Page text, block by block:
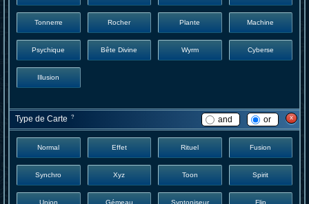
Tonnerre Rocher Plante Machine
Psychique Bête Divine Wyrm Cyberse
Illusion
Type de Carte ? x
and or
Normal Effet Rituel Fusion
Synchro Xyz Toon Spirit
Union Gémeau Syntoniseur Flip